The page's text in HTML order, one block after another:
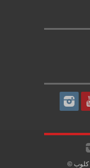
كلوب ©